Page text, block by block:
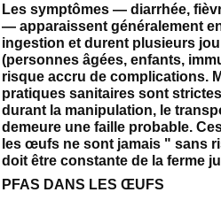
Les symptômes — diarrhée,
— apparaissent généralement
ingestion et durent plusieurs
(personnes âgées, enfants,
risque accru de complications.
pratiques sanitaires sont
durant la manipulation, le
demeure une faille probable.
les œufs ne sont jamais " sans
doit être constante de la ferme
PFAS DANS LES ŒUFS